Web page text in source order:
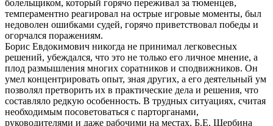
болельщиком, который горячо переживал за тюменцев,
темпераментно реагировал на острые игровые моменты, был
недоволен ошибками судей, горячо приветствовал победы и
огорчался поражениям.
Борис Евдокимович никогда не принимал легковесных
решений, убеждался, что это не только его личное мнение, а
плод размышления многих соратников и сподвижников. Он
умел концентрировать опыт, зная других, а его деятельный ум
позволял претворить их в практические дела и решения, что
составляло редкую особенность. В трудных ситуациях, считая
необходимым посоветоваться с парторганами,
руководителями и даже рабочими на местах, Б.Е. Щербина